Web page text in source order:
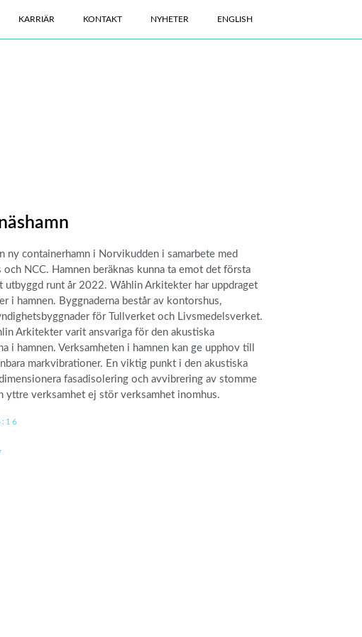
KARRIÄR KONTAKT NYHETER ENGLISH
ny containerhamn i Norvikudden i samarbete med
och NCC. Hamnen beräknas kunna ta emot det första
utbyggd runt år 2022. Wåhlin Arkitekter har uppdraget
i hamnen. Byggnaderna består av kontorshus,
för Tullverket och Livsmedelsverket.
Arkitekter varit ansvariga för den akustiska
i hamnen. Verksamheten i hamnen kan ge upphov till
markvibrationer. En viktig punkt i den akustiska
fasadisolering och avvibrering av stomme
yttre verksamhet ej stör verksamhet inomhus.